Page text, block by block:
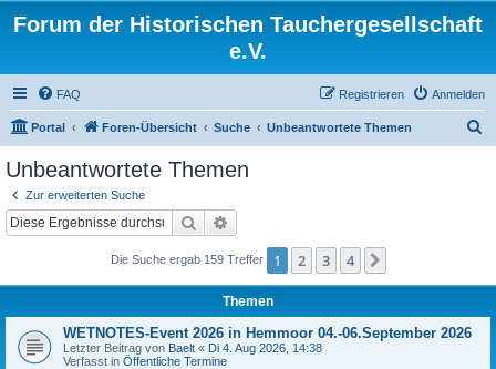
Forum der Historischen Tauchergesellschaft
e.V.
FAQ Anmelden
Registrieren
Portal Foren-Übersicht Suche Unbeantwortete Themen
Unbeantwortete Themen
Zur erweiterten Suche
Suche
Die Suche ergab 159 Treffer 1 2 3 4
Themen
WETNOTES-Event 2026 in Hemmoor 04.-06.September 2026
Letzter Beitrag von Baelt « Di 4. Aug 2026, 14:38
Verfasst in Öffentliche Termine